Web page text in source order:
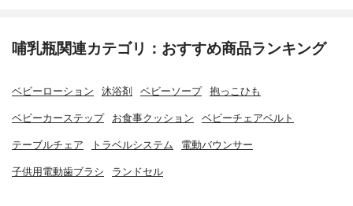
哺乳瓶関連カテゴリ：おすすめ商品ランキング
ベビーローション 沐浴剤 ベビーソープ 抱っこひも
ベビーカーステップ お食事クッション ベビーチェアベルト
テーブルチェア トラベルシステム 電動バウンサー
子供用電動歯ブラシ ランドセル